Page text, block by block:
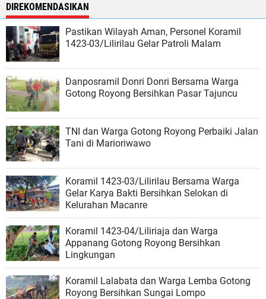
DIREKOMENDASIKAN
Pastikan Wilayah Aman, Personel Koramil
1423-03/Lilirilau Gelar Patroli Malam
Danposramil Donri Donri Bersama Warga
Gotong Royong Bersihkan Pasar Tajuncu
TNI dan Warga Gotong Royong Perbaiki Jalan
Tani di Marioriwawo
Koramil 1423-03/Lilirilau Bersama Warga
Gelar Karya Bakti Bersihkan Selokan di
Kelurahan Macanre
Koramil 1423-04/Liliriaja dan Warga
Appanang Gotong Royong Bersihkan
Lingkungan
Koramil Lalabata dan Warga Lemba Gotong
Royong Bersihkan Sungai Lompo